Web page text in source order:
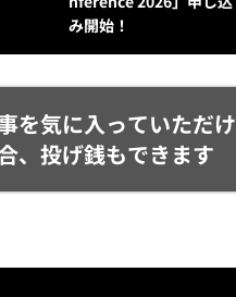
み開始！
を気に入っていただけ
、投げ銭もできます